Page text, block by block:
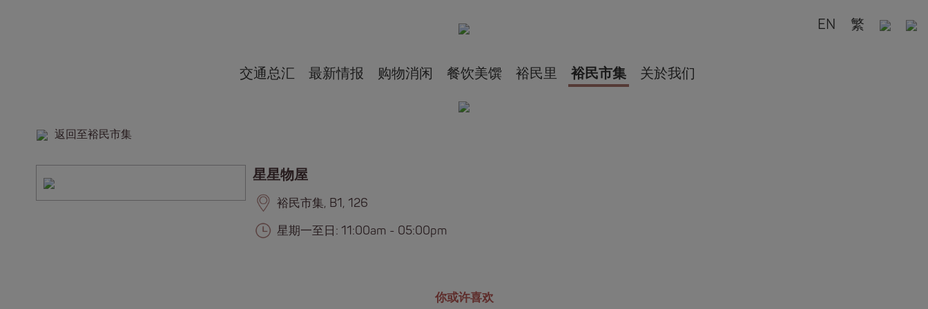
EN 繁
交通总汇 最新情报 购物消闲 餐饮美馔 裕民里 裕民市集 关於我们
返回至裕民市集
星星物屋
裕民市集, B1, 126
星期一至日: 11:00am - 05:00pm
你或许喜欢